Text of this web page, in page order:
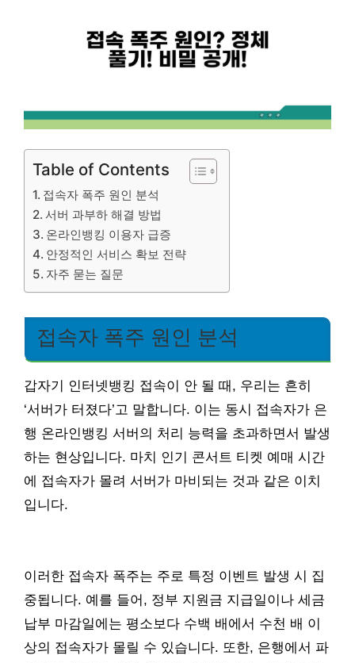
Table of Contents
접속자 폭주 원인 분석
서버 과부하 해결 방법
온라인뱅킹 이용자 급증
안정적인 서비스 확보 전략
자주 묻는 질문
접속자 폭주 원인 분석
갑자기 인터넷뱅킹 접속이 안 될 때, 우리는 흔히
‘서버가 터졌다’고 말합니다. 이는 동시 접속자가 은
행 온라인뱅킹 서버의 처리 능력을 초과하면서 발생
하는 현상입니다. 마치 인기 콘서트 티켓 예매 시간
에 접속자가 몰려 서버가 마비되는 것과 같은 이치
입니다.
이러한 접속자 폭주는 주로 특정 이벤트 발생 시 집
중됩니다. 예를 들어, 정부 지원금 지급일이나 세금
납부 마감일에는 평소보다 수백 배에서 수천 배 이
상의 접속자가 몰릴 수 있습니다. 또한, 은행에서 파